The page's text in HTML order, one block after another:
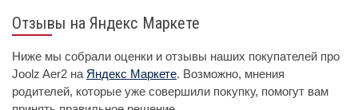
Отзывы на Яндекс Маркете
Ниже мы собрали оценки и отзывы наших покупателей про
Joolz Aer2 на Яндекс Маркете. Возможно, мнения
родителей, которые уже совершили покупку, помогут вам